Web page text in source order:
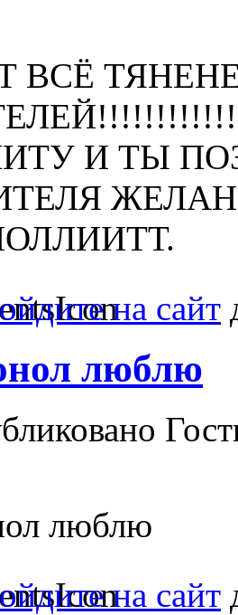
ВСЁ
И ТЫ
на сайт
люблю
люблю
на сайт